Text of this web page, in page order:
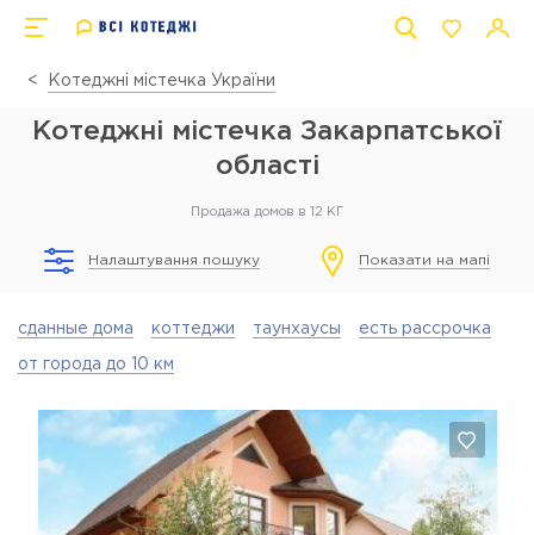
Котеджні містечка України
Котеджні містечка Закарпатської
області
Продажа домов в 12 КГ
Налаштування пошуку Показати на мапі
сданные дома коттеджи таунхаусы есть рассрочка
от города до 10 км